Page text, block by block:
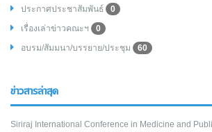
ประกาศประชาสัมพันธ์
0
เรื่องเล่าข่าวคณะฯ
0
อบรม/สัมมนา/บรรยาย/ประชุม
60
ข่าวสารล่าสุด
Siriraj International Conference in Medicine and